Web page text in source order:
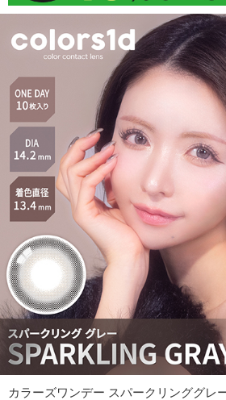
カラーズワンデー スパークリンググレ